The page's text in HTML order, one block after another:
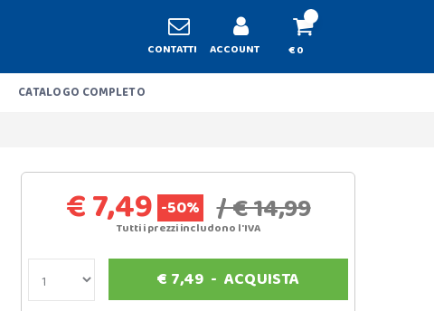
CONTATTI ACCOUNT € 0
CATALOGO COMPLETO
€ 7,49 -50% / € 14,99
Tutti i prezzi includono l'IVA
€ 7,49 -ACQUISTA